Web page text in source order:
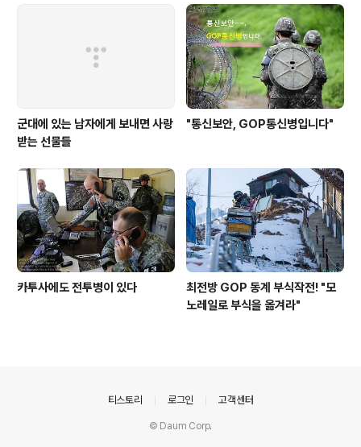
군대에 있는 남자에게 보내면 사랑
받는 선물들
"통신보안, GOP통신병입니다"
카투사에도 전투병이 있다
최전방 GOP 동계 부식작전! "모
노레일로 부식을 옮겨라"
티스토리 로그인 고객센터
© Daum Corp.